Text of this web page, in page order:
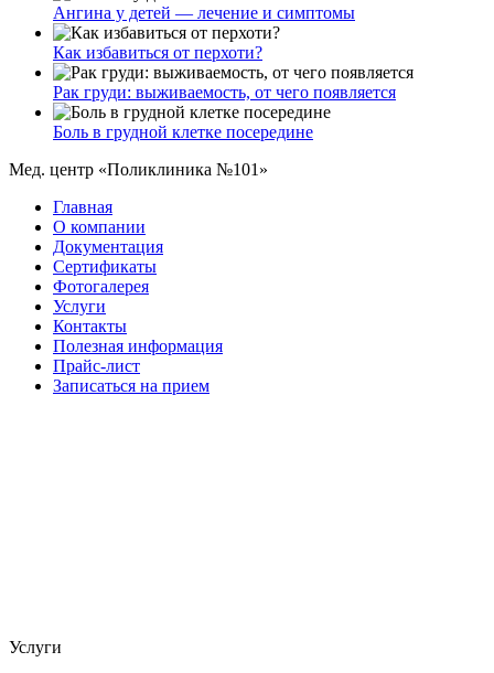
Ангина у детей — лечение и симптомы
Как избавиться от перхоти?
Рак груди: выживаемость, от чего появляется
Боль в грудной клетке посередине
Мед. центр «Поликлиника №101»
Главная
О компании
Документация
Сертификаты
Фотогалерея
Услуги
Контакты
Полезная информация
Прайс-лист
Записаться на прием
Услуги